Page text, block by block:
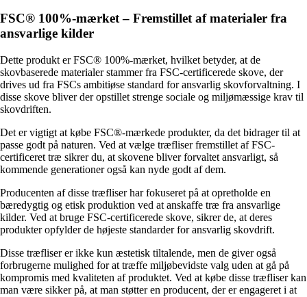
FSC® 100%-mærket – Fremstillet af materialer fra
ansvarlige kilder
Dette produkt er FSC® 100%-mærket, hvilket betyder, at de
skovbaserede materialer stammer fra FSC-certificerede skove, der
drives ud fra FSCs ambitiøse standard for ansvarlig skovforvaltning. I
disse skove bliver der opstillet strenge sociale og miljømæssige krav til
skovdriften.
Det er vigtigt at købe FSC®-mærkede produkter, da det bidrager til at
passe godt på naturen. Ved at vælge træfliser fremstillet af FSC-
certificeret træ sikrer du, at skovene bliver forvaltet ansvarligt, så
kommende generationer også kan nyde godt af dem.
Producenten af disse træfliser har fokuseret på at opretholde en
bæredygtig og etisk produktion ved at anskaffe træ fra ansvarlige
kilder. Ved at bruge FSC-certificerede skove, sikrer de, at deres
produkter opfylder de højeste standarder for ansvarlig skovdrift.
Disse træfliser er ikke kun æstetisk tiltalende, men de giver også
forbrugerne mulighed for at træffe miljøbevidste valg uden at gå på
kompromis med kvaliteten af produktet. Ved at købe disse træfliser kan
man være sikker på, at man støtter en producent, der er engageret i at